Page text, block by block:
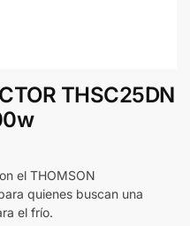
THSC25DN
el THOMSON
quienes buscan una
el frío.